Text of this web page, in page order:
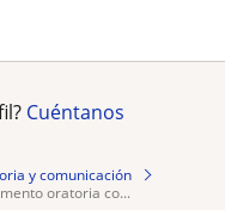
Cuéntanos
y comunicación
oratoria co...